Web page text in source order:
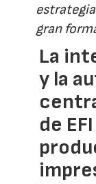
gran
La
y la
de